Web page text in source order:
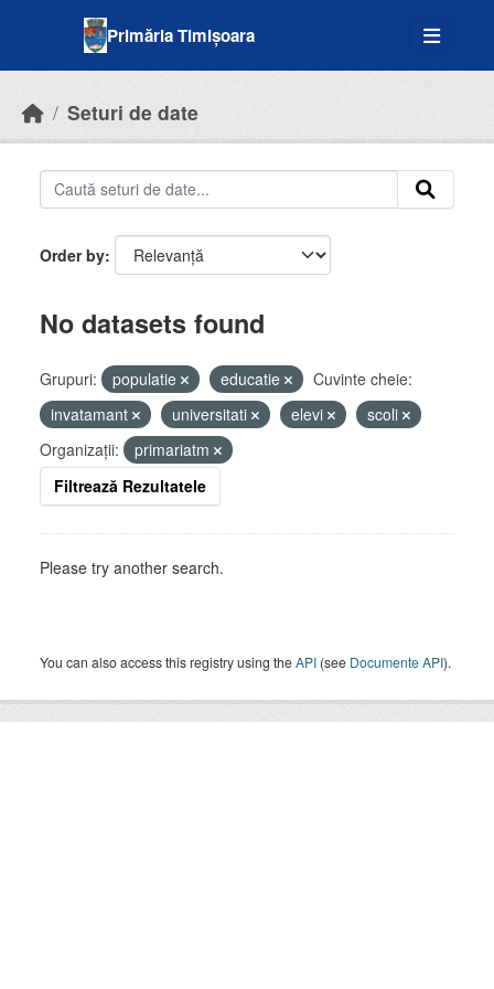
Primăria Timișoara
Seturi de date
Order by
No datasets found
Grupuri: populatie educatie
Cuvinte cheie:
invatamant
universitati elevi
scoli
Organizații:
primariatm
Filtrează Rezultatele
Please try another search.
You can also access this registry using theAPI (see Documente API).